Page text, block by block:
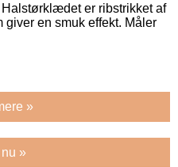
er ribstrikket af
giver en smuk effekt. Måler
»
»